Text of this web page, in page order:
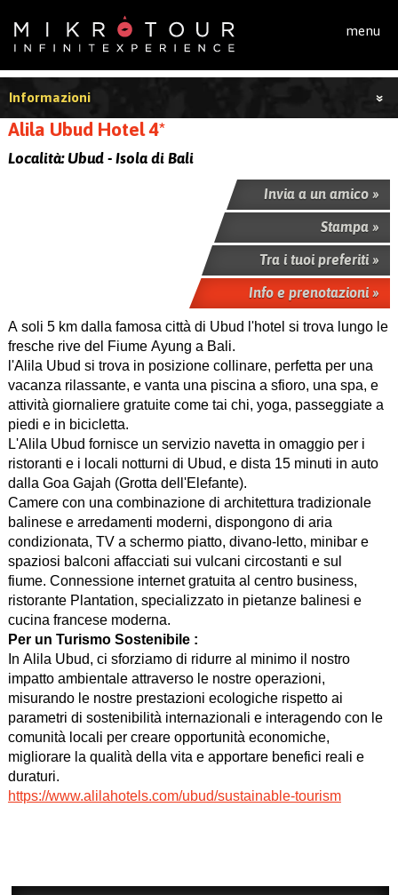
menu
Informazioni
Alila Ubud Hotel 4*
Località: Ubud - Isola di Bali
Invia a un amico »
Stampa »
Tra i tuoi preferiti »
Info e prenotazioni »
A soli 5 km dalla famosa città di Ubud l'hotel si trova lungo le
fresche rive del Fiume Ayung a Bali.
l'Alila Ubud si trova in posizione collinare, perfetta per una
vacanza rilassante, e vanta una piscina a sfioro, una spa, e
attività giornaliere gratuite come tai chi, yoga, passeggiate a
piedi e in bicicletta.
L'Alila Ubud fornisce un servizio navetta in omaggio per i
ristoranti e i locali notturni di Ubud, e dista 15 minuti in auto
dalla Goa Gajah (Grotta dell'Elefante).
Camere con una combinazione di architettura tradizionale
balinese e arredamenti moderni, dispongono di aria
condizionata, TV a schermo piatto, divano-letto, minibar e
spaziosi balconi affacciati sui vulcani circostanti e sul
fiume. Connessione internet gratuita al centro business,
ristorante Plantation, specializzato in pietanze balinesi e
cucina francese moderna.
Per un Turismo Sostenibile :
In Alila Ubud, ci sforziamo di ridurre al minimo il nostro
impatto ambientale attraverso le nostre operazioni,
misurando le nostre prestazioni ecologiche rispetto ai
parametri di sostenibilità internazionali e interagendo con le
comunità locali per creare opportunità economiche,
migliorare la qualità della vita e apportare benefici reali e
duraturi.
https://www.alilahotels.com/ubud/sustainable-tourism